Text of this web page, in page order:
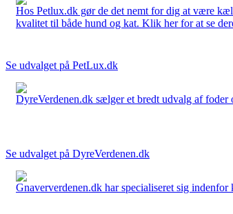
Hos Petlux.dk gør de det nemt for dig at være
kvalitet til både hund og kat. Klik her for at se
Se udvalget på PetLux.dk
DyreVerdenen.dk sælger et bredt udvalg af
Se udvalget på DyreVerdenen.dk
Gnaververdenen.dk har specialiseret sig